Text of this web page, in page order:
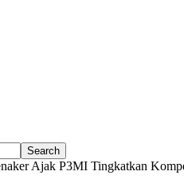
Ajak P3MI Tingkatkan